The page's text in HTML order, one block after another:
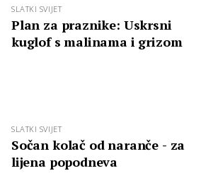
SLATKI SVIJET
Plan za praznike: Uskrsni
kuglof s malinama i grizom
SLATKI SVIJET
Sočan kolač od naranče - za
lijena popodneva